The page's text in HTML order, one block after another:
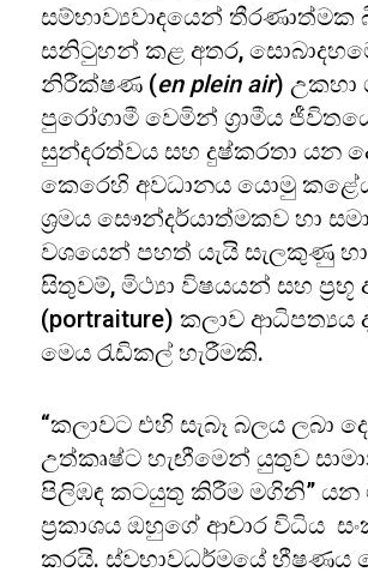
සම්භාව්‍යවාදයෙන් තීරණාත්මක
සනිටුහන් කළ අතර,
නිරීක්ෂණ (en plein air) උකහා
පුරෝගාමී වෙමින් ග්‍රාමීය
සුන්දරත්වය සහ දුෂ්කරතා යන
කෙරෙහි අවධානය යොමු කළේය.
ශ්‍රමය සෞන්දර්යාත්මකව හා
වශයෙන් පහත් යැයි සැලකුණු
සිතුවම්, මිථ්‍යා විෂයයන් සහ ප්‍රභූ
(portraiture) කලාව ආධිපත්‍යය
මෙය රැඩිකල් හැරීමකි.
“කලාවට එහි සැබෑ බලය ලබා
උත්කෘෂ්ට හැඟීමෙන් යුතුව
පිලිඹඳ කටයුතු කිරීම මගිනි” යන
ප්‍රකාශය ඔහුගේ ආචාර විධිය
කරයි. ස්වභාවධර්මයේ භීෂණය